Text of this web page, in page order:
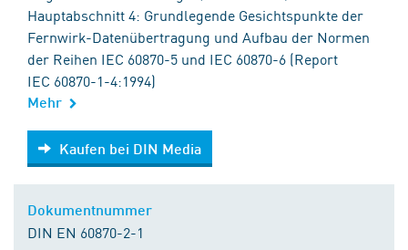
Hauptabschnitt 4: Grundlegende Gesichtspunkte der
Fernwirk-Datenübertragung und Aufbau der Normen
der Reihen IEC 60870-5 und IEC 60870-6 (Report
IEC 60870-1-4:1994)
Mehr
Kaufen bei DIN Media
Kaufen bei DIN Media
DIN EN 60870-2-1